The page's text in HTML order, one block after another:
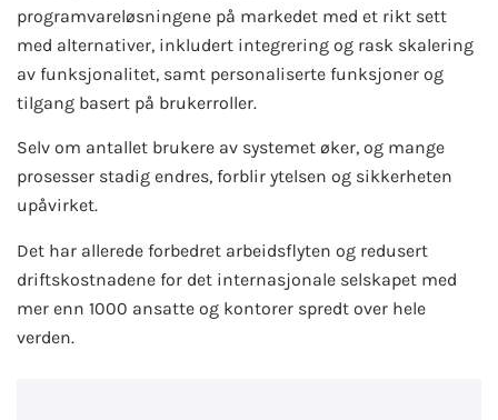
programvareløsningene på markedet med et rikt sett
med alternativer, inkludert integrering og rask skalering
av funksjonalitet, samt personaliserte funksjoner og
tilgang basert på brukerroller.
Selv om antallet brukere av systemet øker, og mange
prosesser stadig endres, forblir ytelsen og sikkerheten
upåvirket.
Det har allerede forbedret arbeidsflyten og redusert
driftskostnadene for det internasjonale selskapet med
mer enn 1000 ansatte og kontorer spredt over hele
verden.